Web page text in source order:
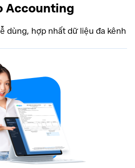
Accounting
dùng, hợp nhất dữ liệu đa kênh